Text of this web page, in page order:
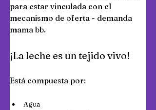
para estar vinculada con el
mecanismo de oferta - demanda
mama bb.
¡La leche es un tejido vivo!
Está compuesta por:
Agua